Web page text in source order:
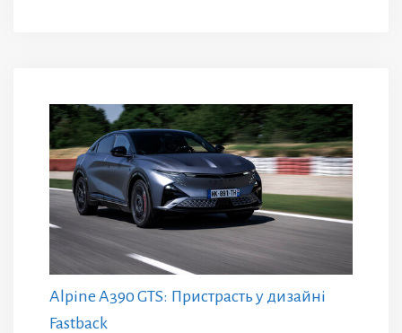
Alpine A390 GTS: Пристрасть у дизайні
Fastback